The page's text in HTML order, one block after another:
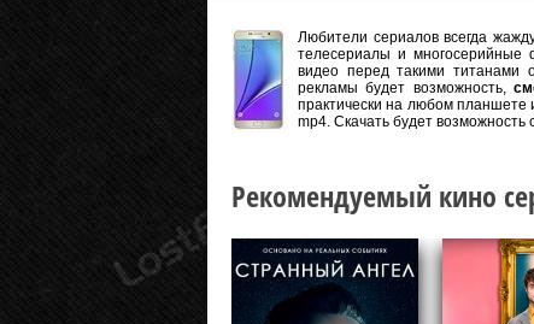
Любители сериалов всегда
телесериалы и многосерийные
видео перед такими титанами
рекламы будет возможность,
практически на любом
mp4. Скачать будет
Рекомендуемый кино